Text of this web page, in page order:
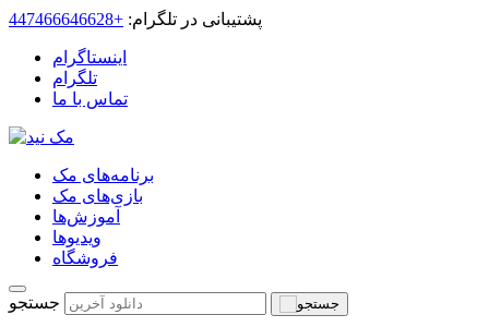
پشتیبانی در تلگرام: +447466646628
اینستاگرام
تلگرام
تماس با ما
برنامه‌های مک
بازی‌های مک
آموزش‌ها
ویدیو‌ها
فروشگاه
جستجو